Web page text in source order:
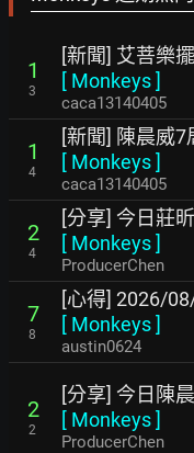
1
3
[新聞] 艾菩樂
[ Monkeys]
caca13140405
1
4
[新聞] 陳晨威
[ Monkeys]
caca13140405
2
4
[分享] 今日莊
[ Monkeys]
ProducerChen
7
8
[心得] 2026/
[ Monkeys]
austin0624
2
2
[分享] 今日陳
[ Monkeys]
ProducerChen